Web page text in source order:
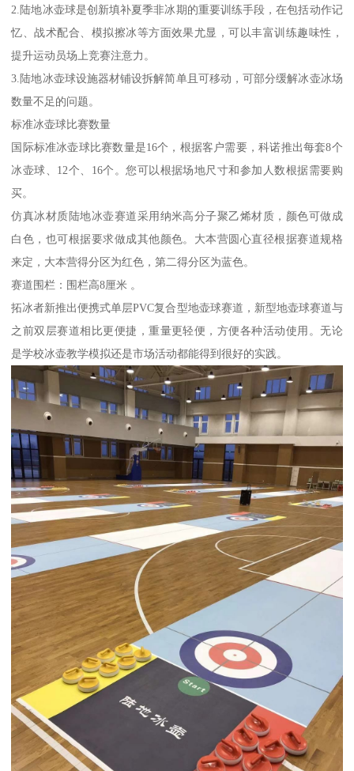
2.陆地冰壶球是创新填补夏季非冰期的重要训练手段，在包括动作记
忆、战术配合、模拟擦冰等方面效果尤显，可以丰富训练趣味性，
提升运动员场上竞赛注意力。
3.陆地冰壶球设施器材铺设拆解简单且可移动，可部分缓解冰壶冰场
数量不足的问题。
标准冰壶球比赛数量
国际标准冰壶球比赛数量是16个，根据客户需要，科诺推出每套8个
冰壶球、12个、16个。您可以根据场地尺寸和参加人数根据需要购
买。
仿真冰材质陆地冰壶赛道采用纳米高分子聚乙烯材质，颜色可做成
白色，也可根据要求做成其他颜色。大本营圆心直径根据赛道规格
来定，大本营得分区为红色，第二得分区为蓝色。
赛道围栏：围栏高8厘米 。
拓冰者新推出便携式单层PVC复合型地壶球赛道，新型地壶球赛道与
之前双层赛道相比更便捷，重量更轻便，方便各种活动使用。无论
是学校冰壶教学模拟还是市场活动都能得到很好的实践。